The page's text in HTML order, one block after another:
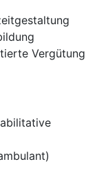
Vergütung